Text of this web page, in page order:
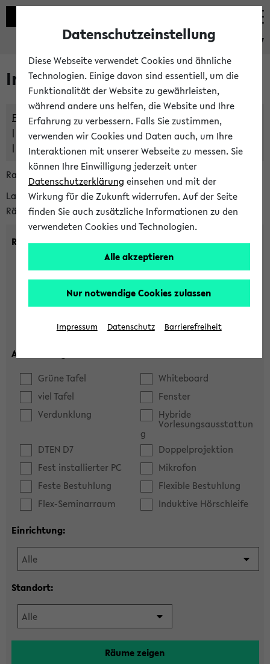
eKVV
Im eKVV verwaltete Räume
Freie Räume und Veranstaltungsüberschneidungen
Raumüberschneidungen
Hinweise der zentralen Raumvergabe
Raumanfragen:
raumvergabe@uni-bielefeld.de
Lassen Sie sich alle Räume anzeigen oder suchen Sie nach
Räumen mit bestimmten Eigenschaften:
Raumkriterien:
max. Plätze:
Ausstattung:
Grüne Tafel
Whiteboard
viel Tafel
Fenster
Verdunklung
Hybride
Vorlesungsausstattun
g
DTEN D7
Doppelprojektion
Fest installierter PC
Mikrofon
Feste Bestuhlung
Flexible Bestuhlung
Flex-Seminarraum
Induktive Hörschleife
Einrichtung:
Standort:
Datenschutzeinstellung
Diese Webseite verwendet Cookies und ähnliche
Technologien. Einige davon sind essentiell, um die
Funktionalität der Website zu gewährleisten,
während andere uns helfen, die Website und Ihre
Erfahrung zu verbessern. Falls Sie zustimmen,
verwenden wir Cookies und Daten auch, um Ihre
Interaktionen mit unserer Webseite zu messen. Sie
können Ihre Einwilligung jederzeit unter
Datenschutzerklärung einsehen und mit der
Wirkung für die Zukunft widerrufen. Auf der Seite
finden Sie auch zusätzliche Informationen zu den
verwendeten Cookies und Technologien.
Alle akzeptieren
Nur notwendige Cookies zulassen
Impressum Datenschutz Barrierefreiheit